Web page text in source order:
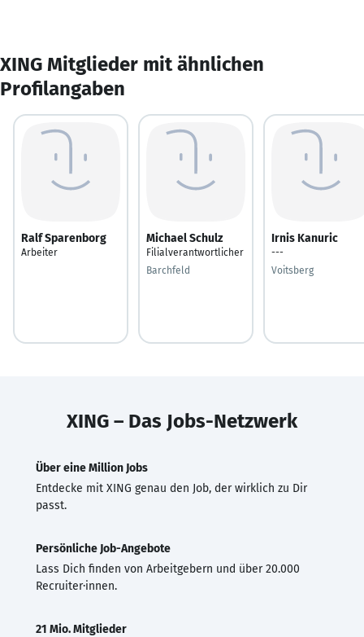
XING Mitglieder mit ähnlichen
Profilangaben
Ralf Sparenborg
Arbeiter
Michael Schulz
Filialverantwortlicher
Barchfeld
Irnis Kanuric
---
Voitsberg
XING – Das Jobs-Netzwerk
Über eine Million Jobs
Entdecke mit XING genau den Job, der wirklich zu Dir
passt.
Persönliche Job-Angebote
Lass Dich finden von Arbeitgebern und über 20.000
Recruiter·innen.
21 Mio. Mitglieder